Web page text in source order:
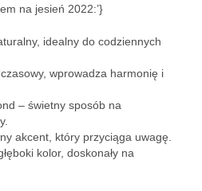
na jesień 2022:’}
idealny do codziennych
wprowadza harmonię i
– świetny sposób na
akcent, który przyciąga uwagę.
kolor, doskonały na